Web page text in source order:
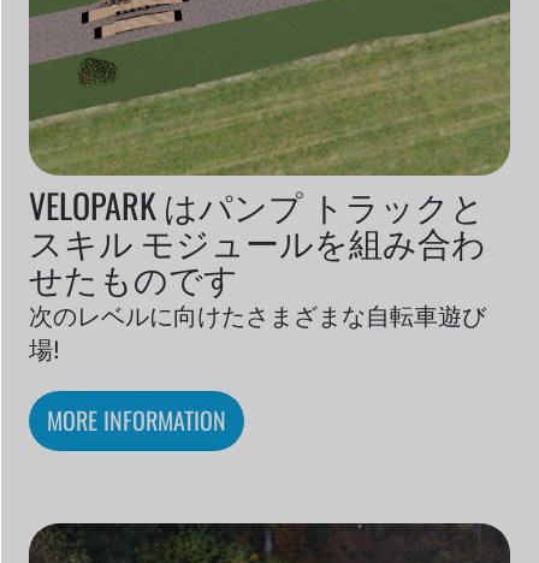
VELOPARK はパンプ トラックと
スキル モジュールを組み合わ
せたものです
次のレベルに向けたさまざまな自転車遊び
場!
MORE INFORMATION